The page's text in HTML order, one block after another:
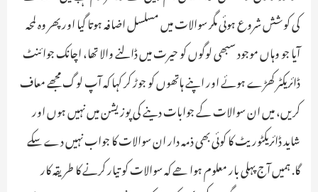
کی کوشش شروع ہوئی مگر سوالات میں مسلسل اضافہ ہوتا گیا اور پھر وہ لمحہ
آیا جو وہاں موجود سبھی لوگوں کو حیرت میں ڈالنے والا تھا، اچانک جوائنٹ
ڈائریکٹر کھڑے ہوئے اور اپنے ہاتھوں کو جوڑ کر کہا کہ آپ لوگ مجھے معاف
کریں، میں ان سوالات کے جوابات دینے کی پوزیشن میں نہیں ہوں اور
شاید ڈائریکٹوریٹ کا کوئی بھی ذمہ دار ان سوالات کا جواب نہیں دے سکے
گا. ہمیں آج پہلی بار معلوم ہوا ھے کہ سوالات کو تیار کرنے کا طریقہ کار